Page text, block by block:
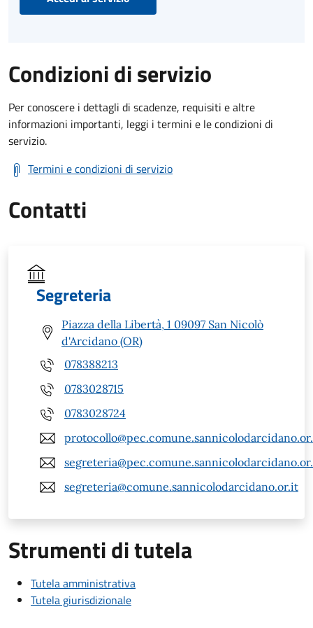
Condizioni di servizio
Per conoscere i dettagli di scadenze, requisiti e altre
informazioni importanti, leggi i termini e le condizioni di
servizio.
Termini e condizioni di servizio
Contatti
Segreteria
Piazza della Libertà, 1 09097 San Nicolò
d'Arcidano (OR)
078388213
0783028715
0783028724
segreteria@comune.sannicolodarcidano.or.it
Strumenti di tutela
Tutela amministrativa
Tutela giurisdizionale